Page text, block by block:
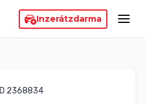
Inzerátzdarma
ID 2368834